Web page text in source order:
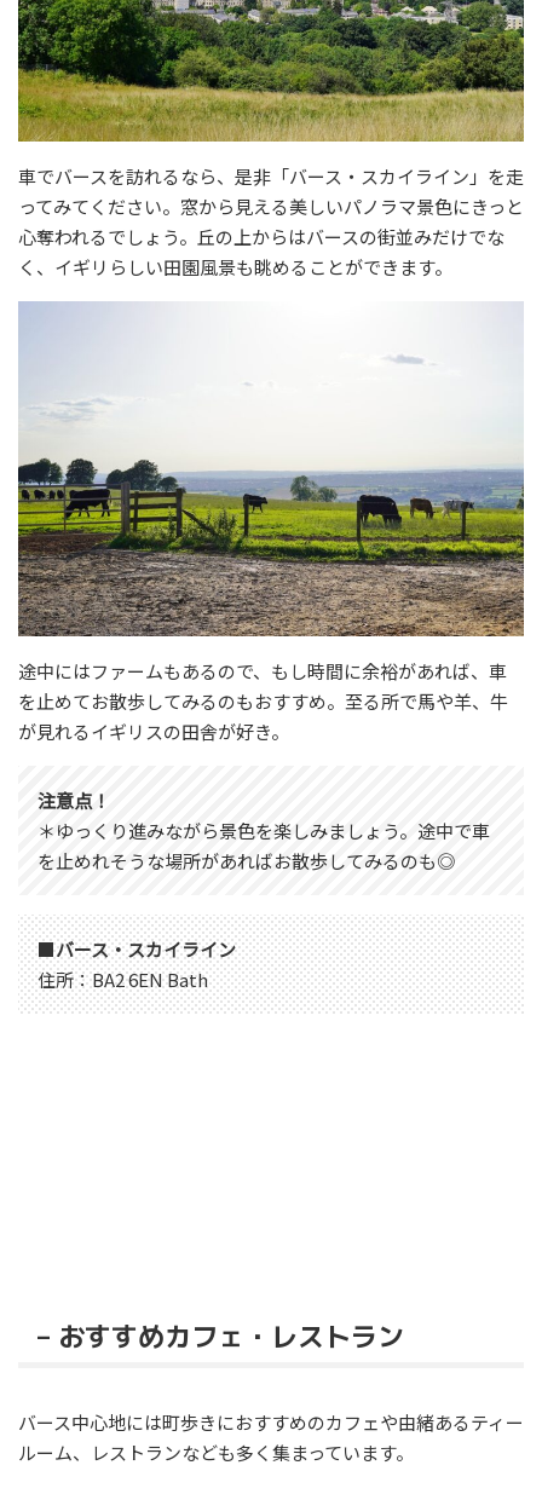
車でバースを訪れるなら、是非「バース・スカイライン」を走
ってみてください。窓から見える美しいパノラマ景色にきっと
心奪われるでしょう。丘の上からはバースの街並みだけでな
く、イギリらしい田園風景も眺めることができます。
途中にはファームもあるので、もし時間に余裕があれば、車
を止めてお散歩してみるのもおすすめ。至る所で馬や羊、牛
が見れるイギリスの田舎が好き。
注意点！
＊ゆっくり進みながら景色を楽しみましょう。途中で車
を止めれそうな場所があればお散歩してみるのも◎
■バース・スカイライン
住所：BA2 6EN Bath
– おすすめカフェ・レストラン
バース中心地には町歩きにおすすめのカフェや由緒あるティー
ルーム、レストランなども多く集まっています。